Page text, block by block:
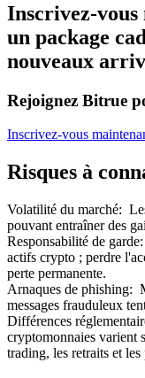
Affiliés Bitrue
Jusqu'à 65 % de
Inscrivez-
un package
nouveaux
Rejoignez Bitrue
Inscrivez-vous
Risques à
Volatilité du marché:
pouvant entraîner des
Responsabilité de garde:
actifs crypto ; perdre
perte permanente.
Arnaques de phishing:
messages frauduleux
Différences
cryptomonnaies varient
trading, les retraits et